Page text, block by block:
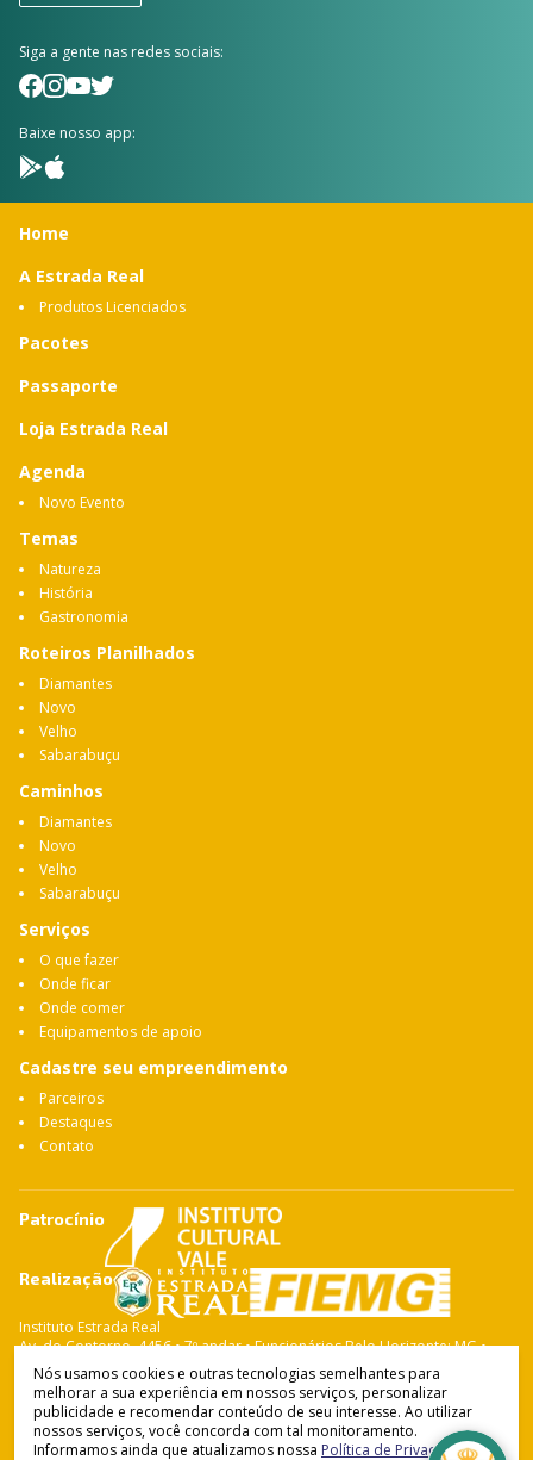
Siga a gente nas redes sociais:
Baixe nosso app:
Home
A Estrada Real
Produtos Licenciados
Pacotes
Passaporte
Loja Estrada Real
Agenda
Novo Evento
Temas
Natureza
História
Gastronomia
Roteiros Planilhados
Diamantes
Novo
Velho
Sabarabuçu
Caminhos
Diamantes
Novo
Velho
Sabarabuçu
Serviços
O que fazer
Onde ficar
Onde comer
Equipamentos de apoio
Cadastre seu empreendimento
Parceiros
Destaques
Contato
Patrocínio
Realização
Instituto Estrada Real
Av. do Contorno, 4456 • 7º andar • Funcionários Belo Horizonte: MG •
CEP: 30.110-028 Fone: 31 3263-4765
Instituto Estrada Real© Copyright 2021-2026
Nós usamos cookies e outras tecnologias semelhantes para
melhorar a sua experiência em nossos serviços, personalizar
publicidade e recomendar conteúdo de seu interesse. Ao utilizar
nossos serviços, você concorda com tal monitoramento.
Informamos ainda que atualizamos nossa Política de Privacidade.